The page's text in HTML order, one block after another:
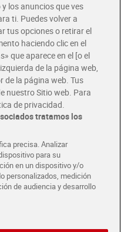
tu tienda más cercana
DIA
DIA CORPORATE
los anuncios que ves
ti. Puedes volver a
tus opciones o retirar el
haciendo clic en el
que aparece en el [o el
de la página web,
de la página web. Tus
nuestro Sitio web. Para
de privacidad.
tratamos los
precisa. Analizar
para su
en un dispositivo y/o
personalizados, medición
de audiencia y desarrollo